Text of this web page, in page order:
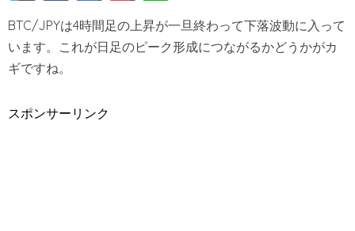
BTC/JPYは4時間足の上昇が一旦終わって下落波動に入って
います。これが日足のピーク形成につながるかどうかがカ
ギですね。
スポンサーリンク